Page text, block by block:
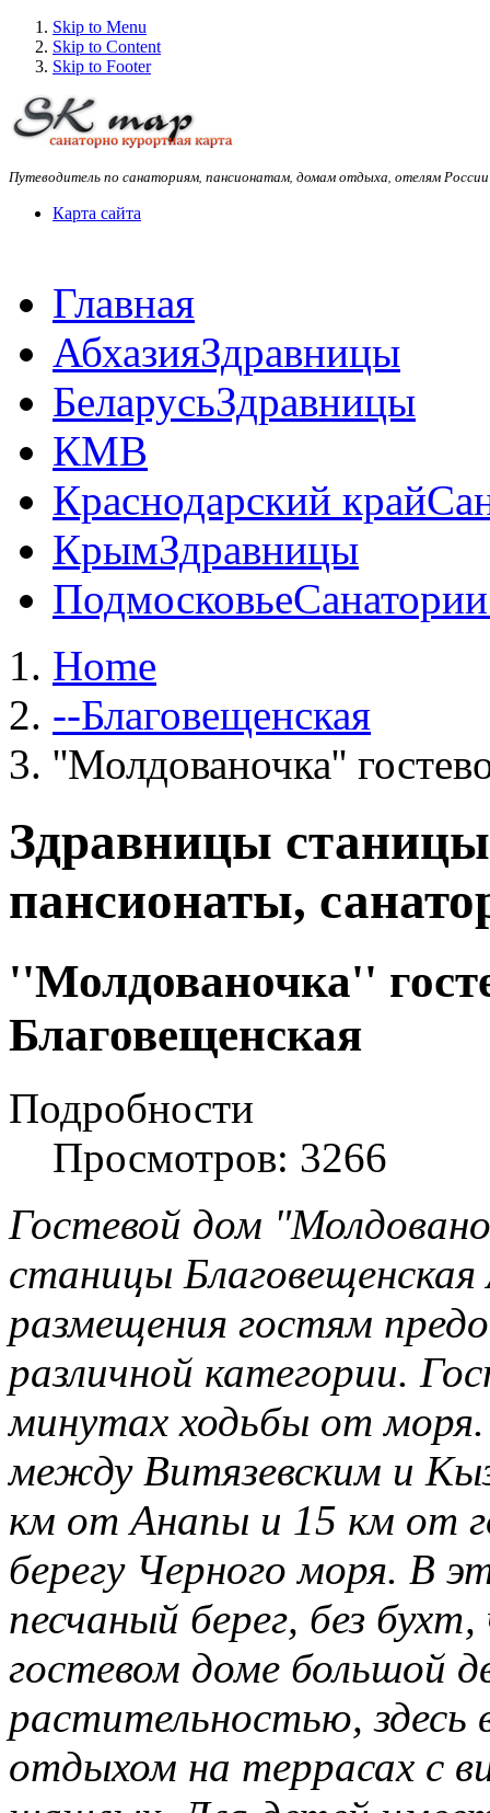
Skip to Menu
Skip to Content
Skip to Footer
Путеводитель по санаториям, пансионатам, домам отдыха, отелям
Карта сайта
Главная
АбхазияЗдравницы
БеларусьЗдравницы
КМВ
Краснодарский край
КрымЗдравницы
Подмосковье
Home
--Благовещенская
''Молдованочка''
Здравницы
пансионаты,
''Молдованочка''
Благовещенская
Подробности
Просмотров: 3266
Гостевой дом
станицы
размещения гостям
различной категории.
минутах ходьбы от
между Витязевским и
км от Анапы и 15 км от
берегу Черного моря. В
песчаный берег, без
гостевом доме большой
растительностью,
отдыхом на террасах с